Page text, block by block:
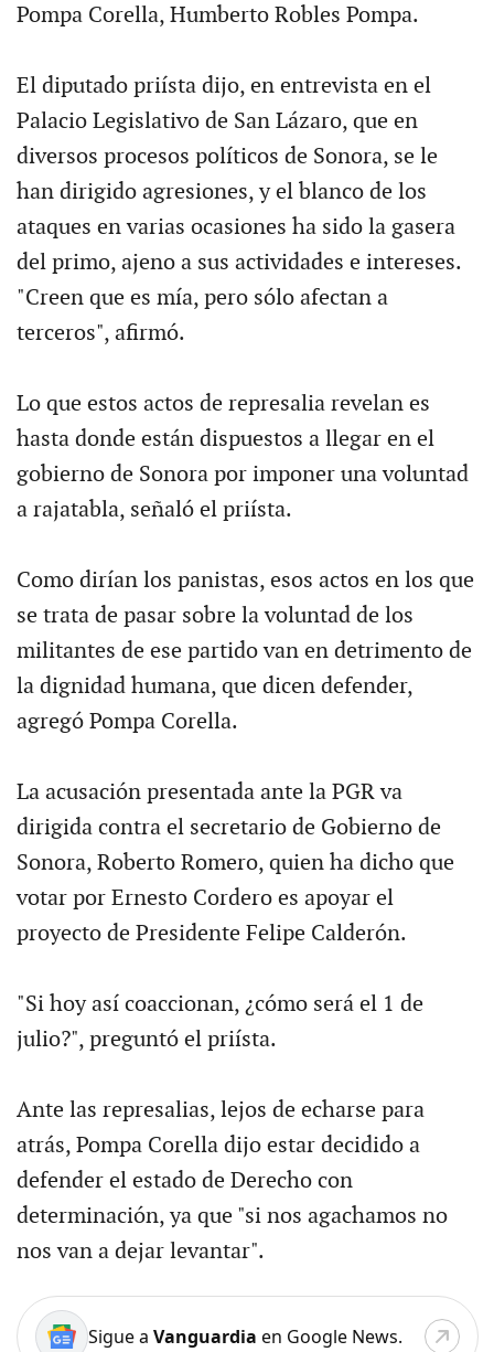
Pompa Corella, Humberto Robles Pompa.
El diputado priísta dijo, en entrevista en el
Palacio Legislativo de San Lázaro, que en
diversos procesos políticos de Sonora, se le
han dirigido agresiones, y el blanco de los
ataques en varias ocasiones ha sido la gasera
del primo, ajeno a sus actividades e intereses.
"Creen que es mía, pero sólo afectan a
terceros", afirmó.
Lo que estos actos de represalia revelan es
hasta donde están dispuestos a llegar en el
gobierno de Sonora por imponer una voluntad
a rajatabla, señaló el priísta.
Como dirían los panistas, esos actos en los que
se trata de pasar sobre la voluntad de los
militantes de ese partido van en detrimento de
la dignidad humana, que dicen defender,
agregó Pompa Corella.
La acusación presentada ante la PGR va
dirigida contra el secretario de Gobierno de
Sonora, Roberto Romero, quien ha dicho que
votar por Ernesto Cordero es apoyar el
proyecto de Presidente Felipe Calderón.
"Si hoy así coaccionan, ¿cómo será el 1 de
julio?", preguntó el priísta.
Ante las represalias, lejos de echarse para
atrás, Pompa Corella dijo estar decidido a
defender el estado de Derecho con
determinación, ya que "si nos agachamos no
nos van a dejar levantar".
Sigue a Vanguardia en Google News.